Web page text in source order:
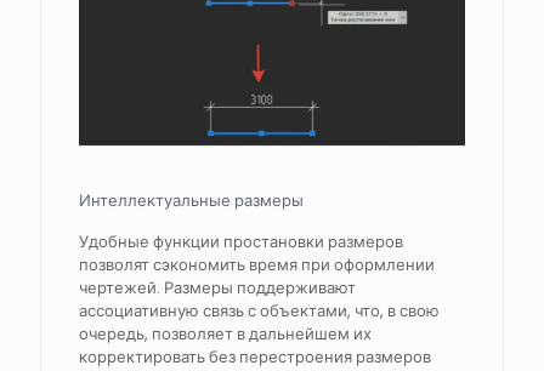
Интеллектуальные размеры
Удобные функции простановки размеров
позволят сэкономить время при оформлении
чертежей. Размеры поддерживают
ассоциативную связь с объектами, что, в свою
очередь, позволяет в дальнейшем их
корректировать без перестроения размеров